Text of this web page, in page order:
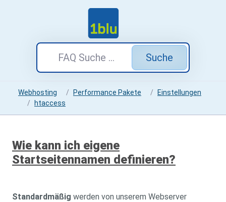
Suche
Webhosting Performance Pakete
Einstellungen
htaccess
Wie kann ich eigene
Startseitennamen definieren?
Standardmäßig werden von unserem Webserver